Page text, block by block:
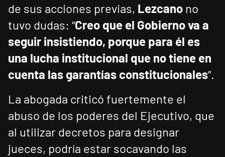
de sus acciones previas, Lezcano no
tuvo dudas: “Creo que el Gobierno va a
seguir insistiendo, porque para él es
una lucha institucional que no tiene en
cuenta las garantías constitucionales”.
La abogada criticó fuertemente el
abuso de los poderes del Ejecutivo, que
al utilizar decretos para designar
jueces, podría estar socavando las